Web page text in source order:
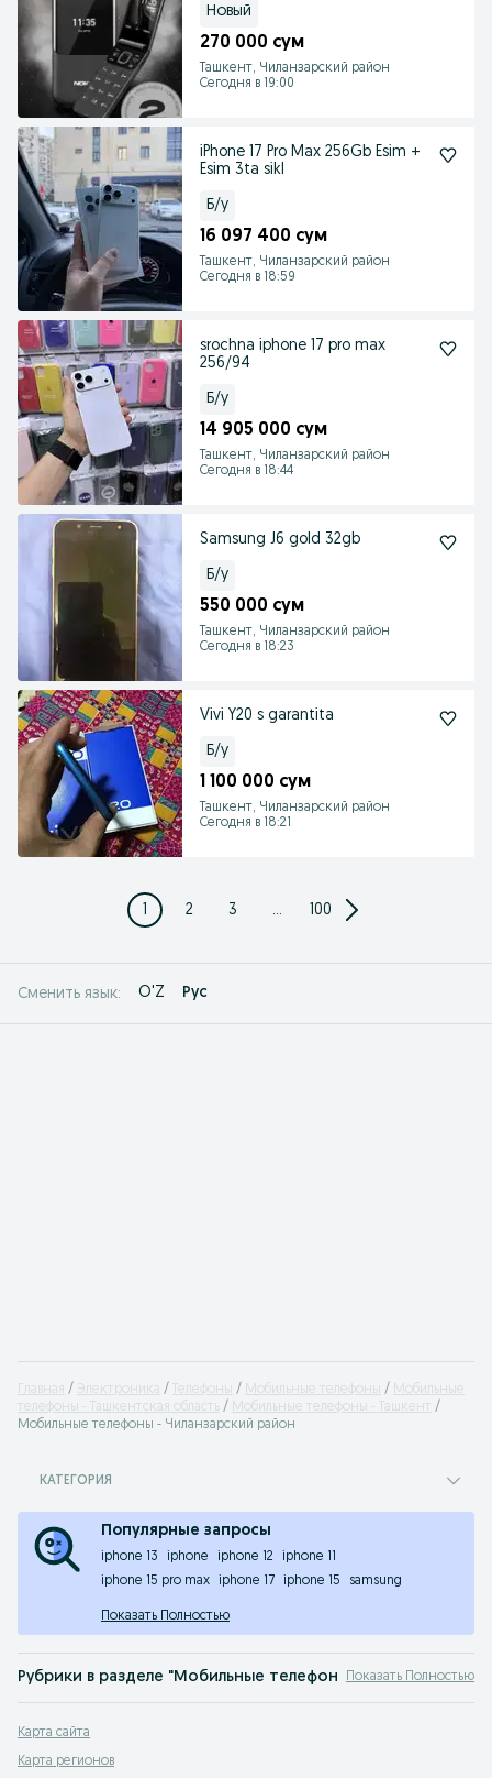
Новый
270 000 сум
Ташкент, Чиланзарский район
Сегодня в 19:00
iPhone 17 Pro Max 256Gb Esim +
Esim 3ta sikl
Б/у
16 097 400 сум
Ташкент, Чиланзарский район
Сегодня в 18:59
srochna iphone 17 pro max
256/94
Б/у
14 905 000 сум
Ташкент, Чиланзарский район
Сегодня в 18:44
Samsung J6 gold 32gb
Б/у
550 000 сум
Ташкент, Чиланзарский район
Сегодня в 18:23
Vivi Y20 s garantita
Б/у
1 100 000 сум
Ташкент, Чиланзарский район
Сегодня в 18:21
1 2 3 ... 100
Сменить язык: O'Z Рус
Главная Электроника Телефоны Мобильные телефоны
Мобильные
телефоны - Ташкентская область
Мобильные телефоны - Ташкент
Мобильные телефоны - Чиланзарский район
КАТЕГОРИЯ
Популярные запросы
iphone 13 iphone iphone 12
iphone 11
iphone 15 pro max
iphone 17 iphone 15 samsung
Показать Полностью
Рубрики в разделе "Мобильные телефоны" Ташкент
Alcatel-Lucent,Apple,ASUS,BlackBerry,Fly,Google,HTC,Huawei,Lenovo,LG,
Мобильные телефоны Ташкент: на OLX.uz вы можете быстро и с большой
Популярные товары в категории «Компьютеры и компьютерная
Показать Полностью
Карта сайта
Карта регионов